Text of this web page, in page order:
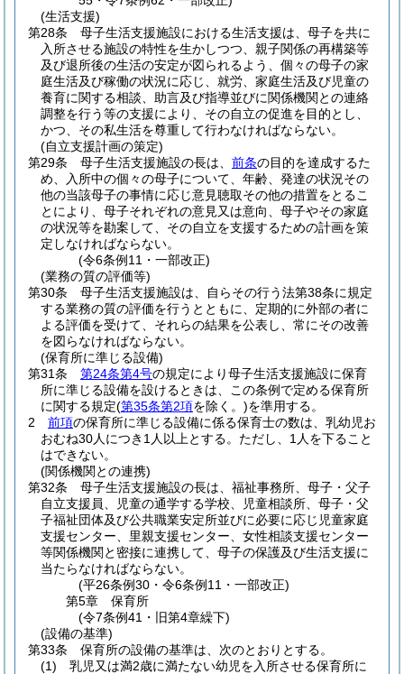
(生活支援)
第28条
母子生活支援施設における生活支援は、母子を共に
入所させる施設の特性を生かしつつ、親子関係の再構築等
及び退所後の生活の安定が図られるよう、個々の母子の家
庭生活及び稼働の状況に応じ、就労、家庭生活及び児童の
養育に関する相談、助言及び指導並びに関係機関との連絡
調整を行う等の支援により、その自立の促進を目的とし、
かつ、その私生活を尊重して行わなければならない。
(自立支援計画の策定)
第29条
母子生活支援施設の長は、 前条の目的を達成するた
め、入所中の個々の母子について、年齢、発達の状況その
他の当該母子の事情に応じ意見聴取その他の措置をとるこ
とにより、母子それぞれの意見又は意向、母子やその家庭
の状況等を勘案して、その自立を支援するための計画を策
定しなければならない。
(令6条例11・一部改正)
(業務の質の評価等)
第30条
母子生活支援施設は、自らその行う法第38条に規定
する業務の質の評価を行うとともに、定期的に外部の者に
よる評価を受けて、それらの結果を公表し、常にその改善
を図らなければならない。
(保育所に準じる設備)
第31条
第24条第4号の規定により母子生活支援施設に保育
所に準じる設備を設けるときは、この条例で定める保育所
に関する規定(第35条第2項を除く。)を準用する。
2
前項の保育所に準じる設備に係る保育士の数は、乳幼児お
おむね30人につき1人以上とする。 ただし、1人を下ること
はできない。
(関係機関との連携)
第32条
母子生活支援施設の長は、福祉事務所、母子・父子
自立支援員、児童の通学する学校、児童相談所、母子・父
子福祉団体及び公共職業安定所並びに必要に応じ児童家庭
支援センター、里親支援センター、女性相談支援センター
等関係機関と密接に連携して、母子の保護及び生活支援に
当たらなければならない。
(平26条例30・令6条例11・一部改正)
第5章
保育所
(令7条例41・旧第4章繰下)
(設備の基準)
第33条
保育所の設備の基準は、次のとおりとする。
(1)
乳児又は満2歳に満たない幼児を入所させる保育所に